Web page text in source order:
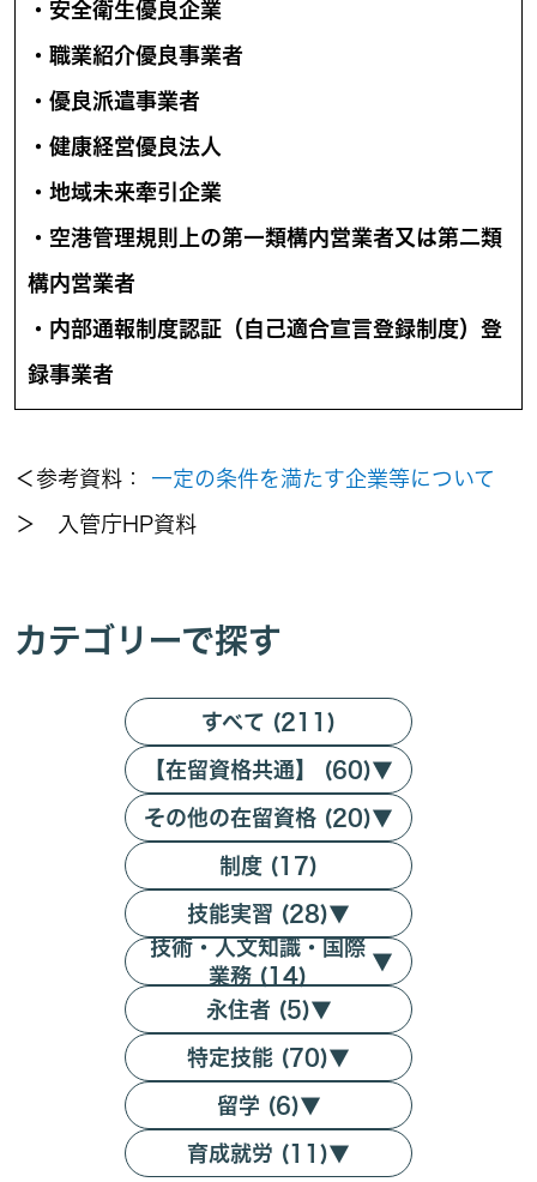
・安全衛生優良企業
・職業紹介優良事業者
・優良派遣事業者
・健康経営優良法人
・地域未来牽引企業
・空港管理規則上の第一類構内営業者又は第二類
構内営業者
・内部通報制度認証（自己適合宣言登録制度）登
録事業者
＜参考資料： 一定の条件を満たす企業等について
＞ 入管庁HP資料
カテゴリーで探す
すべて (211)
【在留資格共通】 (60)▼
その他の在留資格 (20)▼
制度 (17)
技能実習 (28)▼
技術・人文知識・国際
業務 (14)
▼
永住者 (5)▼
特定技能 (70)▼
留学 (6)▼
育成就労 (11)▼